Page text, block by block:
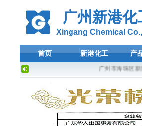
广州新港化
Xingang Chemical
首页 新港化工 产
广州市海珠区新